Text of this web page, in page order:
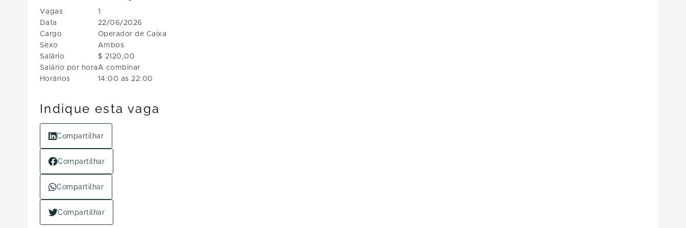
Vagas
Data
Cargo
Sexo
Salário
Salário por hora
Horários
1
22/06/2026
Operador de Caixa
Ambos
$ 2120,00
A combinar
14:00 as 22:00
Indique esta vaga
Compartilhar
Compartilhar
Compartilhar
Compartilhar